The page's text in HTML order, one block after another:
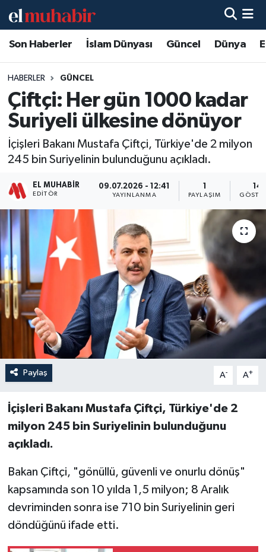
Son Haberler İslam Dünyası Güncel Dünya
HABERLER GÜNCEL
Çiftçi: Her gün 1000 kadar
Suriyeli ülkesine dönüyor
İçişleri Bakanı Mustafa Çiftçi, Türkiye'de 2 milyon
245 bin Suriyelinin bulunduğunu açıkladı.
EL MUHABIR
EDITÖR
09.07.2026 - 12:41
YAYINLANMA PAYLAŞIM
14
Paylaş A- A+
İçişleri Bakanı Mustafa Çiftçi, Türkiye'de 2
milyon 245 bin Suriyelinin bulunduğunu
açıkladı.
Bakan Çiftçi, "gönüllü, güvenli ve onurlu dönüş"
kapsamında son 10 yılda 1,5 milyon; 8 Aralık
devriminden sonra ise 710 bin Suriyelinin geri
döndüğünü ifade etti.
Hava Durumu
Trafik Durumu
Süper Lig Puan Durumu ve Fikstür
Son Dakika Haberleri
Haber Arşivi